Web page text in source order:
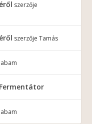
szerzője
szerzőjeTamás
labam
Fermentátor
labam